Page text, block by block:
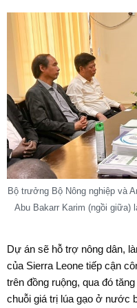
Bộ trưởng Bộ Nông nghiệp và
Abu Bakarr Karim (ngồi giữa)
Dự án sẽ hỗ trợ nông dân,
của Sierra Leone tiếp cận
trên đồng ruộng, qua đó
chuỗi giá trị lúa gạo ở nước